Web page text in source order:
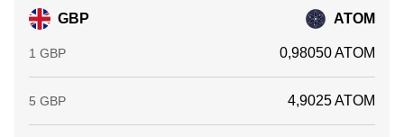
GBP ATOM
1 GBP 0,98050 ATOM
5 GBP 4,9025 ATOM